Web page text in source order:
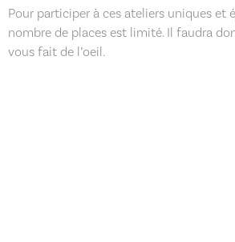
Pour participer à ces ateliers uniques et
nombre de places est limité. Il faudra
vous fait de l’oeil.